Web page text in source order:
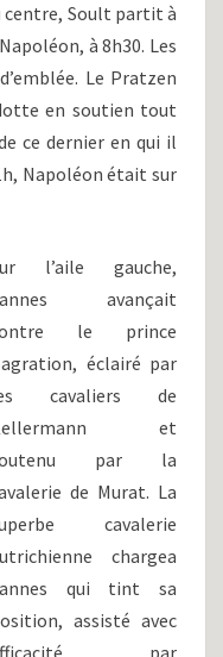
centre, Soult partit à
à 8h30. Les
Le Pratzen
en soutien tout
ce dernier en qui il
Napoléon était sur
l’aile gauche,
avançait
le prince
éclairé par
cavaliers de
et
par la
de Murat. La
cavalerie
chargea
qui tint sa
assisté avec
par